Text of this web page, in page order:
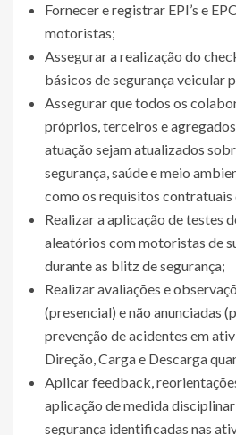
Fornecer e registrar EPI’s e
motoristas;
Assegurar a realização do
básicos de segurança veicular
Assegurar que todos os
próprios, terceiros e agregados
atuação sejam atualizados
segurança, saúde e meio
como os requisitos contratuais
Realizar a aplicação de testes
aleatórios com motoristas de
durante as blitz de segurança;
Realizar avaliações e
(presencial) e não anunciadas
prevenção de acidentes em
Direção, Carga e Descarga
Aplicar feedback,
aplicação de medida
segurança identificadas nas